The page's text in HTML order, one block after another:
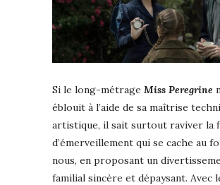
Si le long-métrage Miss Peregrine
éblouit à l’aide de sa maîtrise
artistique, il sait surtout raviver la
d’émerveillement qui se cache au
nous, en proposant un
familial sincère et dépaysant. Avec